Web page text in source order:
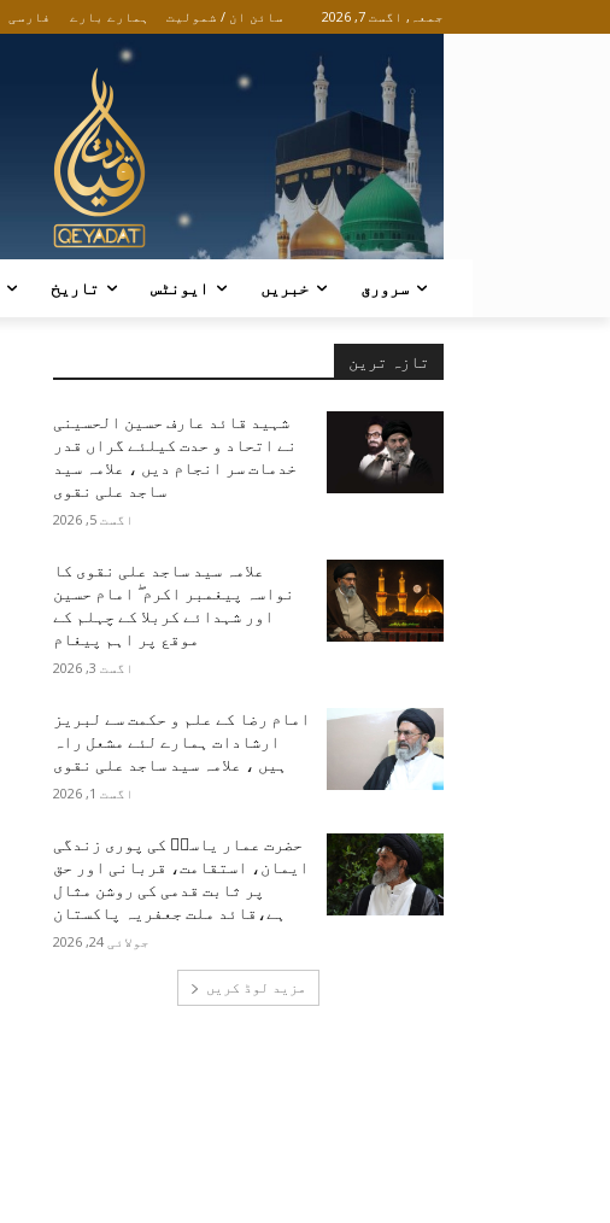
جمعہ, اگست 7, 2026 سائن ان / شمولیت فارسی ہمارے بارے
سرورق خبریں ایونٹس تاریخ
تازہ ترین
شہید قائد عارف حسین الحسینی
نے اتحاد و حدت کیلئے گراں قدر
خدمات سر انجام دیں ، علامہ سید
ساجد علی نقوی
اگست 5, 2026
علامہ سید ساجد علی نقوی کا
نواسہ پیغمبر اکرم ۖ امام حسین
اور شہدائے کربلا کے چہلم کے
موقع پر اہم پیغام
اگست 3, 2026
امام رضا کے علم و حکمت سے لبریز
ارشادات ہمارے لئے مشعل راہ
ہیں ، علامہ سید ساجد علی نقوی
اگست 1, 2026
حضرت عمار یاسرؑ کی پوری زندگی
ایمان، استقامت، قربانی اور حق
پر ثابت قدمی کی روشن مثال
ہے،قائد ملت جعفریہ پاکستان
جولائی 24, 2026
مزید لوڈ کریں